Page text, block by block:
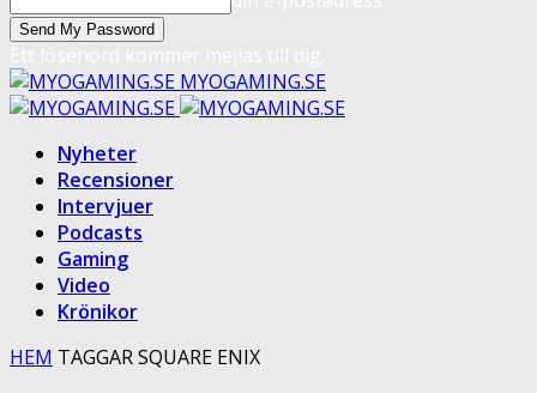
MYOGAMING.SE
Nyheter
Recensioner
Intervjuer
Podcasts
Gaming
Video
Krönikor
HEM TAGGARSQUARE ENIX